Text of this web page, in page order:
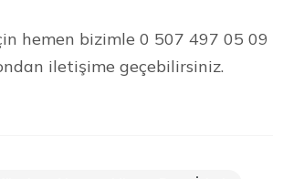
hemen bizimle 0 507 497 05 09
iletişime geçebilirsiniz.